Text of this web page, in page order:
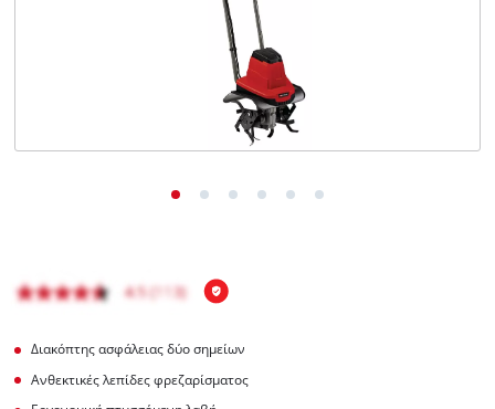
Διακόπτης ασφάλειας δύο σημείων
Ανθεκτικές λεπίδες φρεζαρίσματος